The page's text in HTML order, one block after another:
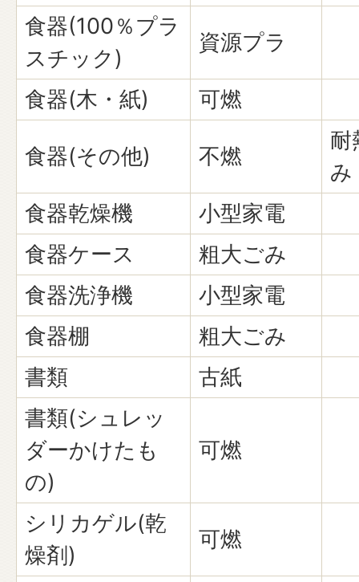
食器(100％プラ
スチック)
資源プラ
食器(木・紙) 可燃
食器(その他) 不燃
耐
み
食器乾燥機
小型家電
食器ケース
粗大ごみ
食器洗浄機
小型家電
食器棚
粗大ごみ
書類
古紙
書類(シュレッ
ダーかけたも
の)
可燃
シリカゲル(乾
燥剤)
可燃